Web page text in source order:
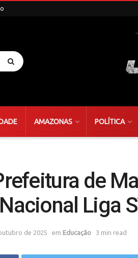
AMAZONAS POLÍTICA
de
Liga
de 2025 em Educação 3 min read